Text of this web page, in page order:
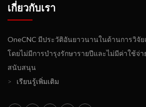
เกี่ยวกับเรา
OneCNC มีประวัติอันยาวนานในด้านการวิจั
โดยไม่มีการบำรุงรักษารายปีและไม่มีค่าใช้จ่า
สนับสนุน
>
เรียนรู้เพิ่มเติม